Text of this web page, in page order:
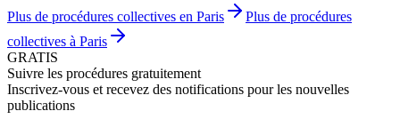
Plus de procédures collectives en Paris
Plus de procédures
collectives à Paris
GRATIS
Suivre les procédures gratuitement
Inscrivez-vous et recevez des notifications pour les nouvelles
publications